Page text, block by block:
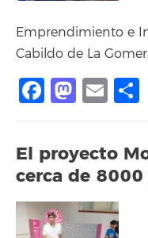
Emprendimiento e
Cabildo de La
Facebook
El proyecto
cerca de